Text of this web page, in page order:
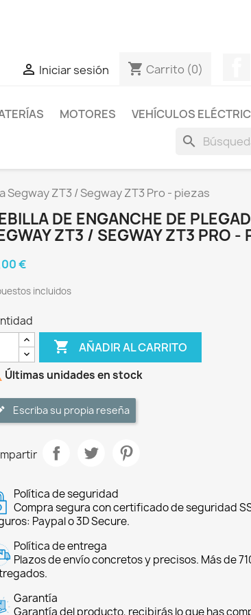
 Iniciar sesión shopping_cart Carrito (0)
MOTORES VEHÍCULOS
search
ZT3 / Segway ZT3 Pro - piezas
DE ENGANCHE DE
ZT3 / SEGWAY ZT3 PRO -
€
incluidos
 AÑADIR AL CARRITO
Últimas unidades en stock
Escriba su propia reseña
Política de seguridad
Compra segura con certificado de seguridad
Paypal o 3D Secure.
Política de entrega
Plazos de envío concretos y precisos. Más de
Garantía
Garantía del producto, recibirás lo que has